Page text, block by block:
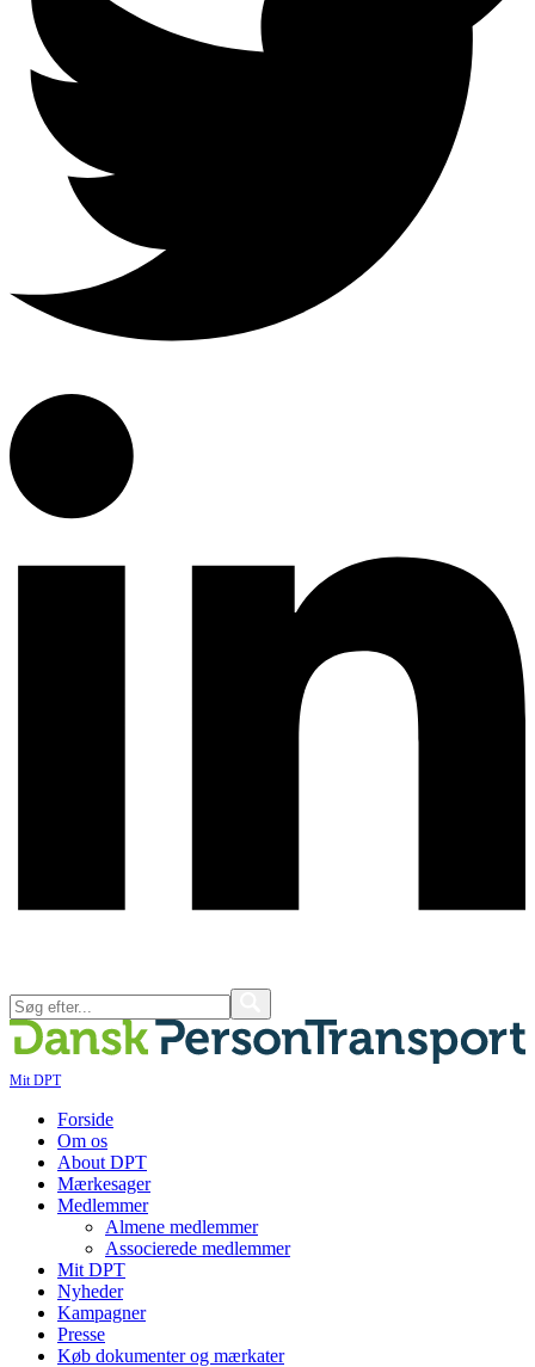
Mit DPT
Forside
Om os
About DPT
Mærkesager
Medlemmer
Almene medlemmer
Associerede medlemmer
Mit DPT
Nyheder
Kampagner
Presse
Køb dokumenter og mærkater